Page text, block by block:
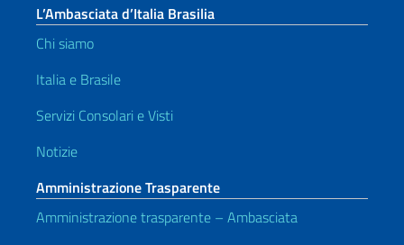
L’Ambasciata d’Italia Brasilia
Chi siamo
Italia e Brasile
Servizi Consolari e Visti
Notizie
Amministrazione Trasparente
Amministrazione trasparente – Ambasciata